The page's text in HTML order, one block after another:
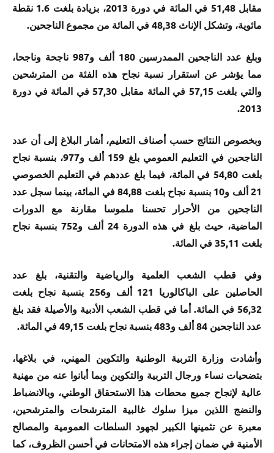
مقابل 51,48 في المائة في دورة 2013، بزيادة بلغت 1.6 نقطة
مائوية، وتشكل الإناث 48,38 في المائة من مجموع الناجحين.
وبلغ عدد الناجحين الممدرسين 180 ألف و987 ناجحة وناجحا،
مما يؤشر عن استقرار نسبة نجاح هذه الفئة من المترشحين
والتي بلغت 57,15 في المائة مقابل 57,30 في المائة في دورة
2013.
وبخصوص النتائج حسب أصناف التعليم، أشار البلاغ إلى أن عدد
الناجحين في التعليم العمومي بلغ 159 ألف و977، بنسبة نجاح
بلغت 54,80 في المائة، فيما بلغ عددهم في التعليم الخصوصي
21 ألف و10 بنسبة نجاح بلغت 84,88 في المائة، بينما سجل عدد
الناجحين من الأحرار تحسنا ملموسا مقارنة مع الدورات
الماضية، حيث بلغ في هذه الدورة 24 ألف و752 بنسبة نجاح
بلغت 35,11 في المائة.
وفي قطب الشعب العلمية والرياضية والتقنية، بلغ عدد
الحاصلين على الباكالوريا 121 ألف و256 بنسبة نجاح بلغت
56,32 في المائة. أما في قطب الشعب الأدبية والأصيلة فقد بلغ
عدد الناجحين 84 ألف و483 بنسبة نجاح بلغت 49,15 في المائة.
وأشادت وزارة التربية الوطنية والتكوين المهني، في بلاغها،
بتضحيات نساء ورجال التربية والتكوين وبما أبانوا عنه من مهنية
عالية لإنجاح جميع محطات هذا الاستحقاق الوطني، وبالانضباط
والنضج اللذين ميزا سلوك غالبية المترشحات والمترشحين،
معبرة عن تثمينها الكبير لجهود السلطات العمومية والمصالح
الأمنية في ضمان إجراء هذه الامتحانات في أحسن الظروف، كما